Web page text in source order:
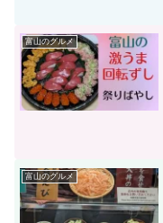
富山のグルメ
富山のグルメ